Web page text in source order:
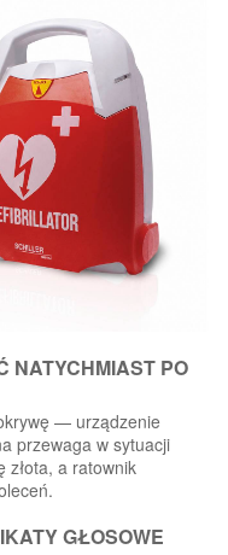
NATYCHMIAST PO
— urządzenie
przewaga w sytuacji
złota, a ratownik
GŁOSOWE